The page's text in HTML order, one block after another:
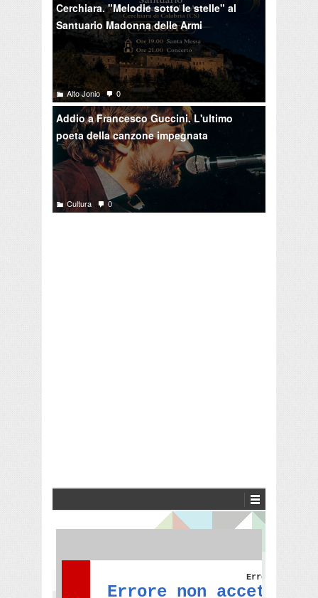
Cerchiara. "Melodie sotto le stelle" al
Santuario Madonna delle Armi
Alto Jonio 0
Addio a Francesco Guccini. L'ultimo
poeta della canzone impegnata
Cultura 0